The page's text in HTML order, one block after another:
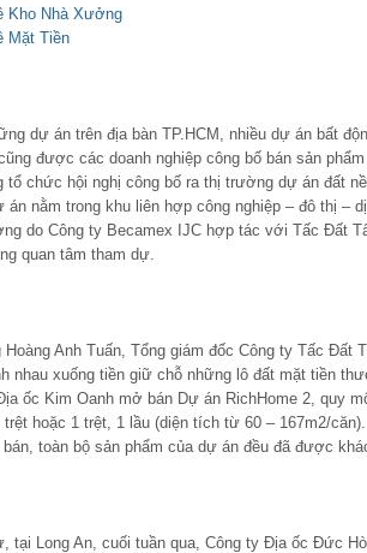
Kho Nhà Xưởng
Mặt Tiền
dự án trên địa bàn TP.HCM, nhiều dự án bất
được các doanh nghiệp công bố bán sản
tổ chức hội nghị công bố ra thị trường dự án đất
án nằm trong khu liên hợp công nghiệp – đô thị –
do Công ty Becamex IJC hợp tác với Tấc Đất
quan tâm tham dự.
Hoàng Anh Tuấn, Tổng giám đốc Công ty Tấc Đất
nhau xuống tiền giữ chỗ những lô đất mặt tiền
ốc Kim Oanh mở bán Dự án RichHome 2, quy
trệt hoặc 1 trệt, 1 lầu (diện tích từ 60 – 167m2/
toàn bộ sản phẩm của dự án đều đã được
tại Long An, cuối tuần qua, Công ty Địa ốc Đức